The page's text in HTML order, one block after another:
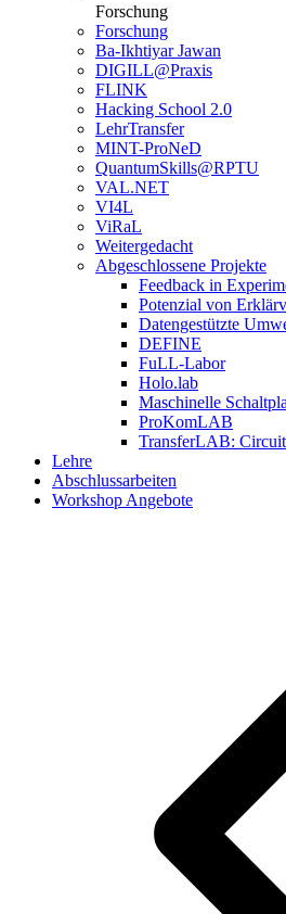
Forschung
Forschung
Ba-Ikhtiyar Jawan
DIGILL@Praxis
FLINK
Hacking School 2.0
LehrTransfer
MINT-ProNeD
QuantumSkills@RPTU
VAL.NET
VI4L
ViRaL
Weitergedacht
Abgeschlossene Projekte
Feedback in
Potenzial von
Datengestützte
DEFINE
FuLL-Labor
Holo.lab
Maschinelle
ProKomLAB
TransferLAB:
Lehre
Abschlussarbeiten
Workshop Angebote